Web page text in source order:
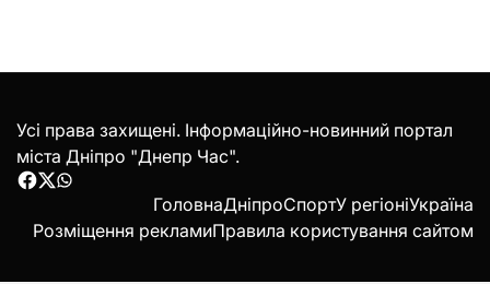
Усі права захищені. Інформаційно-новинний портал
міста Дніпро "Днепр Час".
Facebook
Twitter
WhatsApp
ГоловнаДніпроСпортУ регіоніУкраїна
Розміщення рекламиПравила користування сайтом